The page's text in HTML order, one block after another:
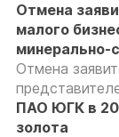
Отмена
малого
минерально-
Отмена
ПАО ЮГК в
золота